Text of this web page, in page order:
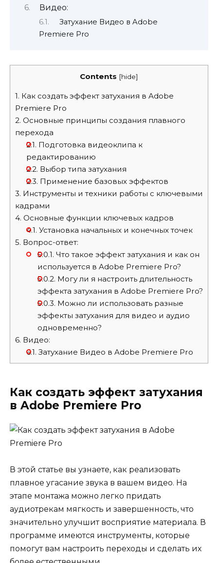
Видео:
Затухание Видео в Adobe
Premiere Pro
Contents [hide]
1. Как создать эффект затухания в Adobe
Premiere Pro
2. Основные принципы создания плавного
перехода
2.1. Подготовка видеоклипа к
редактированию
2.2. Выбор типа затухания
2.3. Применение базовых эффектов
3. Инструменты и техники работы с ключевыми
кадрами
4. Основные функции ключевых кадров
4.1. Установка начальных и конечных точек
5. Вопрос-ответ:
5.0.1. Что такое эффект затухания и как он
используется в Adobe Premiere Pro?
5.0.2. Могу ли я настроить длительность
эффекта затухания в Adobe Premiere Pro?
5.0.3. Можно ли использовать разные
эффекты затухания для видео и аудио
одновременно?
6. Видео:
6.1. Затухание Видео в Adobe Premiere Pro
Как создать эффект затухания
в Adobe Premiere Pro
В этой статье вы узнаете, как реализовать
плавное угасание звука в вашем видео. На
этапе монтажа можно легко придать
аудиотрекам мягкость и завершенность, что
значительно улучшит восприятие материала. В
программе имеются инструменты, которые
помогут вам настроить переходы и сделать их